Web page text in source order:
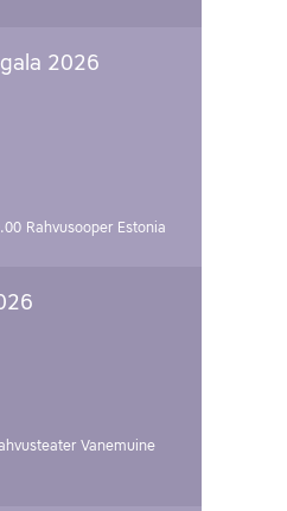
2026
Rahvusooper Estonia
Vanemuine